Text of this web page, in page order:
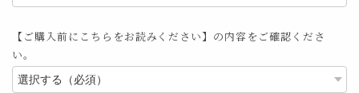
【ご購入前にこちらをお読みください】の内容をご確認くださ
い。